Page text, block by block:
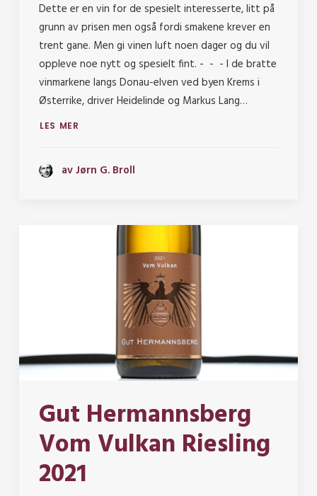
Dette er en vin for de spesielt interesserte, litt på
grunn av prisen men også fordi smakene krever en
trent gane. Men gi vinen luft noen dager og du vil
oppleve noe nytt og spesielt fint. - - - I de bratte
vinmarkene langs Donau-elven ved byen Krems i
Østerrike, driver Heidelinde og Markus Lang…
LES MER
av Jørn G. Broll
Gut Hermannsberg
Vom Vulkan Riesling
2021